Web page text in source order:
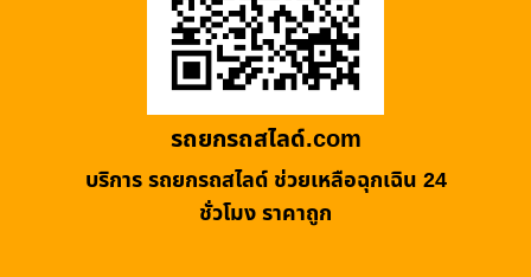
รถยกรถสไลด์.com
บริการ รถยกรถสไลด์ ช่วยเหลือฉุกเฉิน 24
ชั่วโมง ราคาถูก